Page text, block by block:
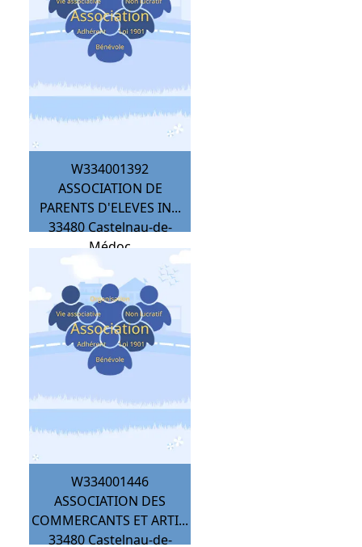
W334001392
ASSOCIATION DE
PARENTS D'ELEVES IN...
33480 Castelnau-de-
Médoc
W334001446
ASSOCIATION DES
COMMERCANTS ET ARTI...
33480 Castelnau-de-